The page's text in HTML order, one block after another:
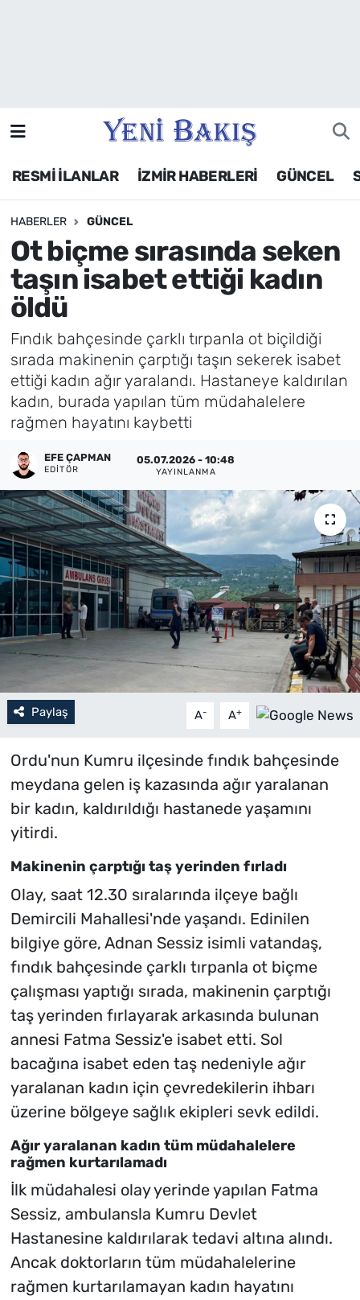
RESMİ İLANLAR İZMİR HABERLERİ GÜNCEL
HABERLER GÜNCEL
Ot biçme sırasında seken
taşın isabet ettiği kadın
öldü
Fındık bahçesinde çarklı tırpanla ot biçildiği
sırada makinenin çarptığı taşın sekerek isabet
ettiği kadın ağır yaralandı. Hastaneye kaldırılan
kadın, burada yapılan tüm müdahalelere
rağmen hayatını kaybetti
EFE ÇAPMAN
EDITÖR
05.07.2026 - 10:48
YAYINLANMA
Paylaş A- A+
Ordu'nun Kumru ilçesinde fındık bahçesinde
meydana gelen iş kazasında ağır yaralanan
bir kadın, kaldırıldığı hastanede yaşamını
yitirdi.
Makinenin çarptığı taş yerinden fırladı
Olay, saat 12.30 sıralarında ilçeye bağlı
Demircili Mahallesi'nde yaşandı. Edinilen
bilgiye göre, Adnan Sessiz isimli vatandaş,
fındık bahçesinde çarklı tırpanla ot biçme
çalışması yaptığı sırada, makinenin çarptığı
taş yerinden fırlayarak arkasında bulunan
annesi Fatma Sessiz'e isabet etti. Sol
bacağına isabet eden taş nedeniyle ağır
yaralanan kadın için çevredekilerin ihbarı
üzerine bölgeye sağlık ekipleri sevk edildi.
Ağır yaralanan kadın tüm müdahalelere
rağmen kurtarılamadı
İlk müdahalesi olay yerinde yapılan Fatma
Sessiz, ambulansla Kumru Devlet
Hastanesine kaldırılarak tedavi altına alındı.
Ancak doktorların tüm müdahalelerine
rağmen kurtarılamayan kadın hayatını
Siyaset
Asayiş / Polis-Adliye
Spor
Magazin
Foto Galeri
Künye
İletişim